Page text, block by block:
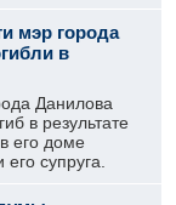
мэр города
в
Данилова
в результате
его доме
супруга.